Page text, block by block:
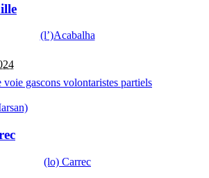
(l’)Acabalha
voie gascons volontaristes partiels
(lo) Carrec